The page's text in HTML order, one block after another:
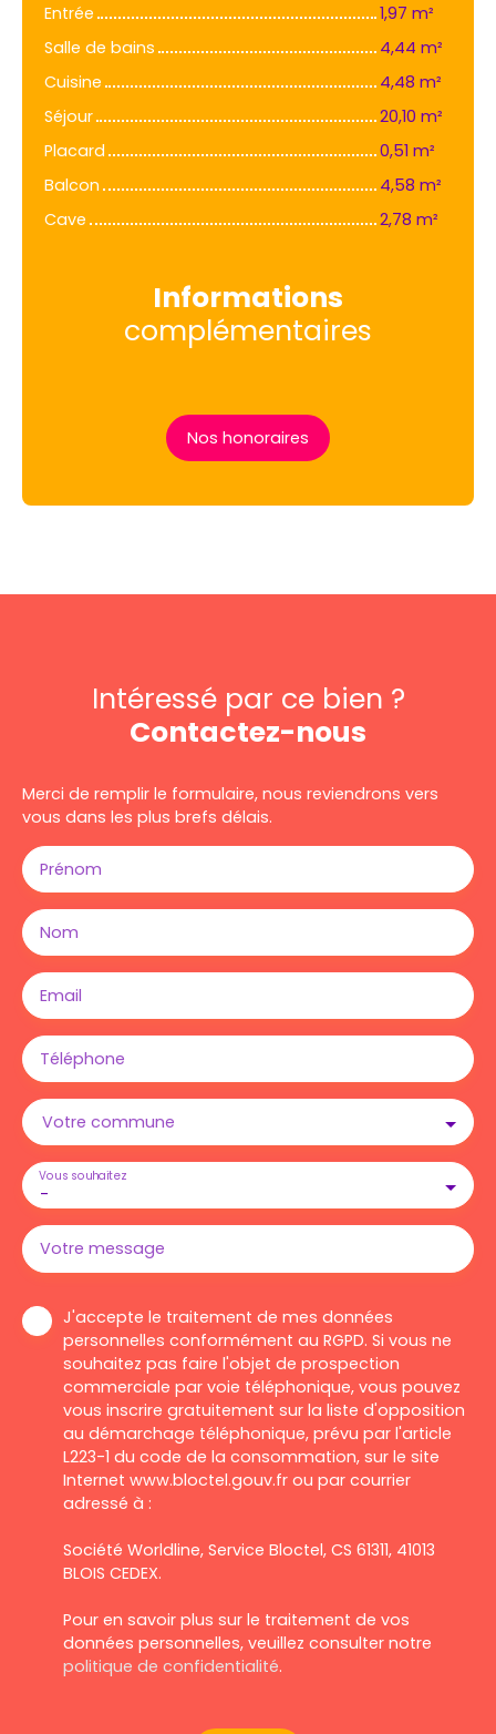
Entrée
1,97 m²
Salle de bains
4,44 m²
Cuisine
4,48 m²
Séjour
20,10 m²
Placard
0,51 m²
Balcon
4,58 m²
Cave
2,78 m²
Informations
complémentaires
Nos honoraires
Intéressé par ce bien ?
Contactez-nous
Merci de remplir le formulaire, nous reviendrons vers
vous dans les plus brefs délais.
Prénom
Nom
Email
Téléphone
Votre commune
-
Vous souhaitez
Votre message
J'accepte le traitement de mes données
personnelles conformément au RGPD. Si vous ne
souhaitez pas faire l'objet de prospection
commerciale par voie téléphonique, vous pouvez
vous inscrire gratuitement sur la liste d'opposition
au démarchage téléphonique, prévu par l'article
L223-1 du code de la consommation, sur le site
Internet www.bloctel.gouv.fr ou par courrier
adressé à :
Société Worldline, Service Bloctel, CS 61311, 41013
BLOIS CEDEX.
Pour en savoir plus sur le traitement de vos
données personnelles, veuillez consulter notre
politique de confidentialité.